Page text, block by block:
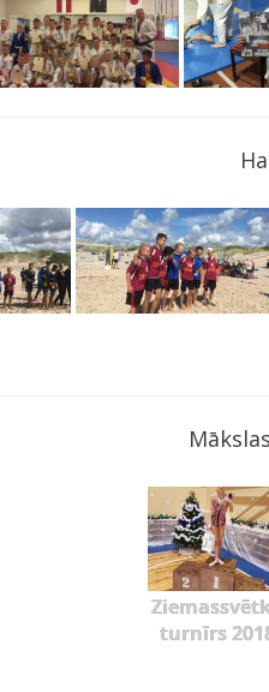
turnīrs